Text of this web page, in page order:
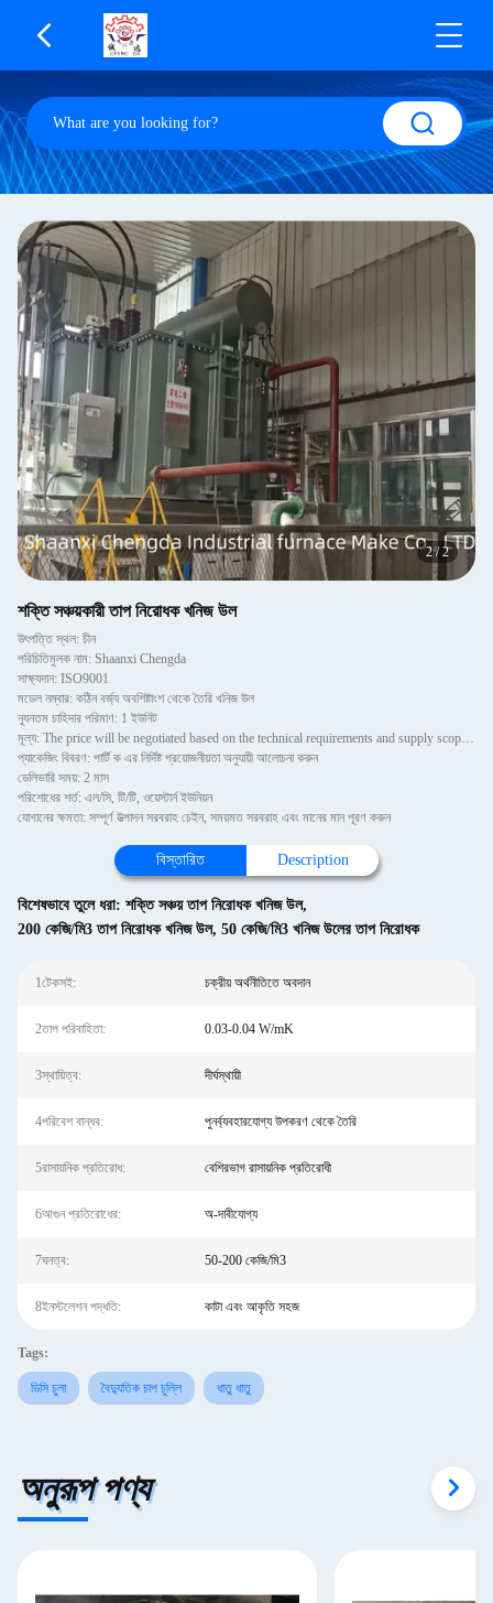
2/2
শক্তি সঞ্চয়কারী তাপ নিরোধক খনিজ উল
উৎপত্তি স্থল: চীন
পরিচিতিমুলক নাম: Shaanxi Chengda
সাক্ষ্যদান: ISO9001
মডেল নম্বার: কঠিন বর্জ্য অবশিষ্টাংশ থেকে তৈরি খনিজ উল
ন্যূনতম চাহিদার পরিমাণ: 1 ইউনিট
মূল্য: The price will be negotiated based on the technical requirements and supply scope of Party A
প্যাকেজিং বিবরণ: পার্টি ক এর নির্দিষ্ট প্রয়োজনীয়তা অনুযায়ী আলোচনা করুন
ডেলিভারি সময়: 2 মাস
পরিশোধের শর্ত: এল/সি, টি/টি, ওয়েস্টার্ন ইউনিয়ন
যোগানের ক্ষমতা: সম্পূর্ণ উত্পাদন সরবরাহ চেইন, সময়মত সরবরাহ এবং মানের মান পূরণ করুন
বিস্তারিত Description
বিশেষভাবে তুলে ধরা: শক্তি সঞ্চয় তাপ নিরোধক খনিজ উল,
200 কেজি/মি3 তাপ নিরোধক খনিজ উল, 50 কেজি/মি3 খনিজ উলের তাপ নিরোধক
1টেকসই: চক্রীয় অর্থনীতিতে অবদান
2তাপ পরিবাহিতা: 0.03-0.04 W/mK
3স্থায়িত্ব: দীর্ঘস্থায়ী
4পরিবেশ বান্ধব: পুনর্ব্যবহারযোগ্য উপকরণ থেকে তৈরি
5রাসায়নিক প্রতিরোধ: বেশিরভাগ রাসায়নিক প্রতিরোধী
6আগুন প্রতিরোধের: অ-দাবীযোগ্য
7ঘনত্ব: 50-200 কেজি/মি3
8ইনস্টলেশন পদ্ধতি: কাটা এবং আকৃতি সহজ
Tags:
ডিসি চুলা বৈদ্যুতিক চাপ চুল্লি ধাতু ধাতু
অনুরূপ পণ্য